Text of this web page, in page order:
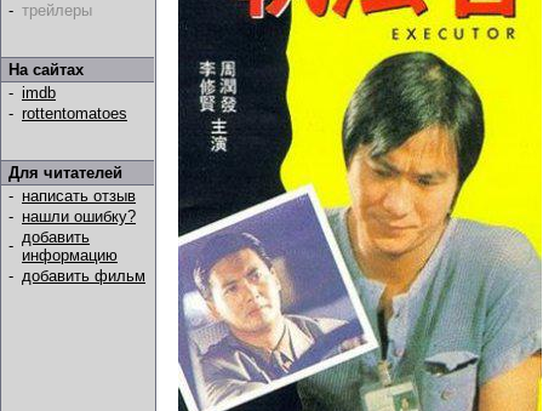
- трейлеры
На сайтах
- imdb
- rottentomatoes
Для читателей
- написать отзыв
- нашли ошибку?
- добавить
информацию
- добавить фильм